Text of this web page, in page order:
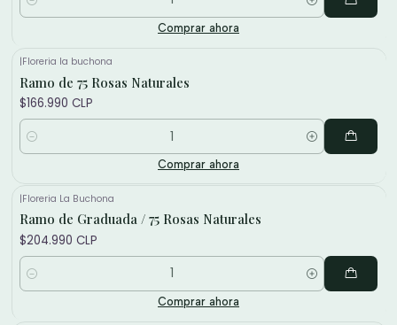
Cantidad
Comprar ahora
|Floreria la buchona
Ramo de 75 Rosas Naturales
$166.990 CLP
Cantidad
Comprar ahora
|Floreria La Buchona
Ramo de Graduada / 75 Rosas Naturales
$204.990 CLP
Cantidad
Comprar ahora